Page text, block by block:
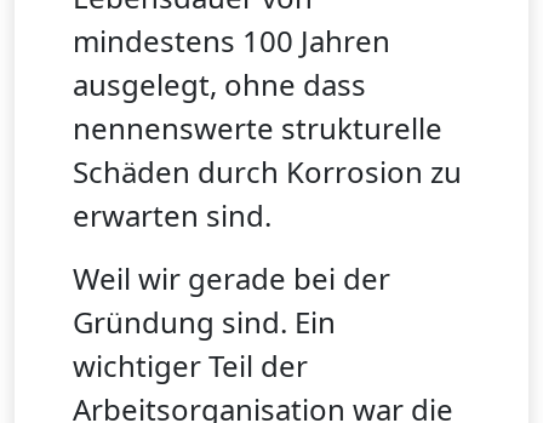
mindestens 100 Jahren
ausgelegt, ohne dass
nennenswerte strukturelle
Schäden durch Korrosion zu
erwarten sind.
Weil wir gerade bei der
Gründung sind. Ein
wichtiger Teil der
Arbeitsorganisation war die